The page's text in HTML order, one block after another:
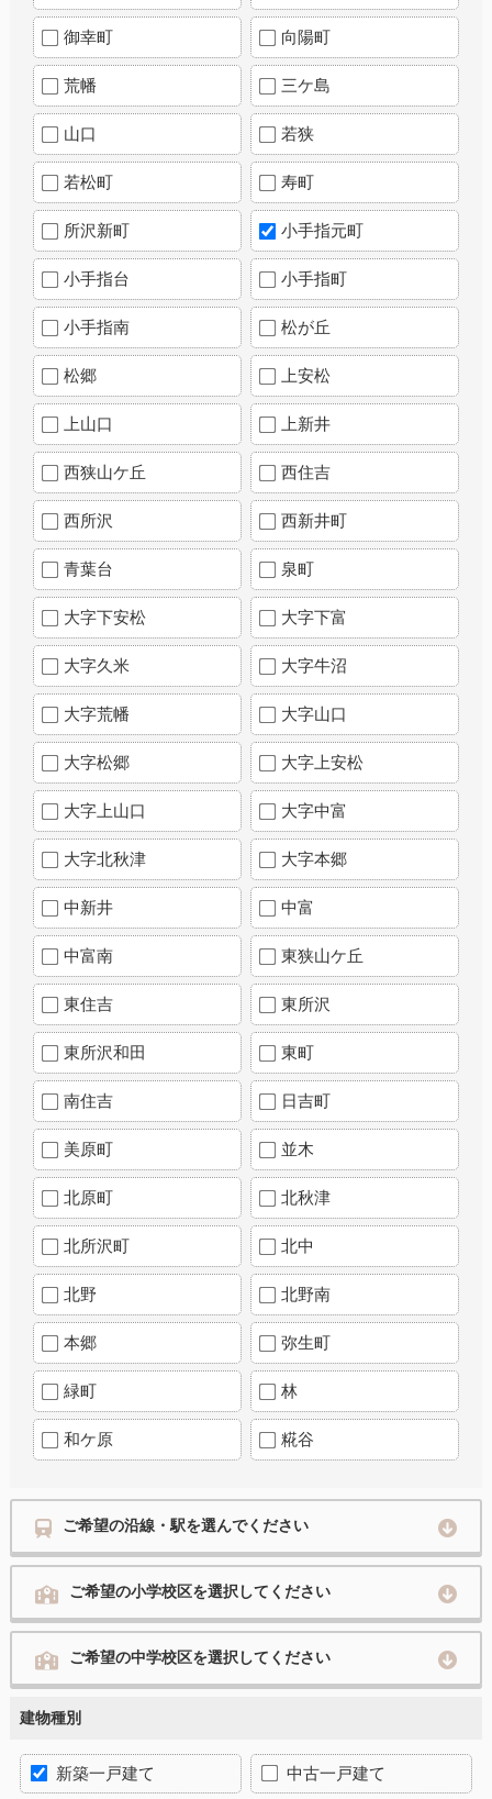
御幸町 向陽町
荒幡 三ケ島
山口 若狭
若松町 寿町
所沢新町 小手指元町
小手指台 小手指町
小手指南 松が丘
松郷 上安松
上山口 上新井
西狭山ケ丘 西住吉
西所沢 西新井町
青葉台 泉町
大字下安松 大字下富
大字久米 大字牛沼
大字荒幡 大字山口
大字松郷 大字上安松
大字上山口 大字中富
大字北秋津 大字本郷
中新井 中富
中富南 東狭山ケ丘
東住吉 東所沢
東所沢和田 東町
南住吉 日吉町
美原町 並木
北原町 北秋津
北所沢町 北中
北野 北野南
本郷 弥生町
緑町 林
和ケ原 糀谷
ご希望の沿線・駅を選んでください
ご希望の小学校区を選択してください
ご希望の中学校区を選択してください
建物種別
新築一戸建て 中古一戸建て